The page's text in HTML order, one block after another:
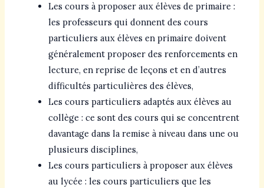
Les cours à proposer aux élèves de primaire :
les professeurs qui donnent des cours
particuliers aux élèves en primaire doivent
généralement proposer des renforcements en
lecture, en reprise de leçons et en d’autres
difficultés particulières des élèves,
Les cours particuliers adaptés aux élèves au
collège : ce sont des cours qui se concentrent
davantage dans la remise à niveau dans une ou
plusieurs disciplines,
Les cours particuliers à proposer aux élèves
au lycée : les cours particuliers que les